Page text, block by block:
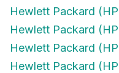
Hewlett Packard
Hewlett Packard
Hewlett Packard
Hewlett Packard